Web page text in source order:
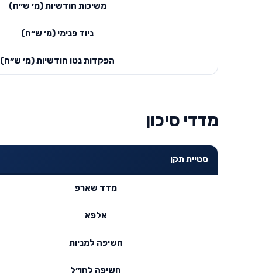
משיכות חודשיות (מ׳ ש״ח)
ניוד פנימי (מ׳ ש״ח)
הפקדות נטו חודשיות (מ׳ ש״ח)
מדדי סיכון
סטיית תקן
מדד שארפ
אלפא
חשיפה למניות
חשיפה לחו״ל